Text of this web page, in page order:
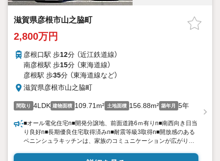
滋賀県彦根市山之脇町
2,800万円
彦根口駅 歩12分 （近江鉄道線）
南彦根駅 歩15分 （東海道線）
彦根駅 歩35分 （東海道線など）
滋賀県彦根市山之脇町
間取り 4LDK 建物面積 109.71m² 土地面積 156.88m² 築年月 5年
■オール電化住宅n■開発分譲地、前面道路6ｍ有りn■南西向き日当
り良好n■長期優良住宅取得済みn■耐震等級3取得n■開放感のある
ペニンシュラキッチンは、家族のコミュニケーションが広がりま
WIC2.2帖＋SIC2帖有りn■その他収納スペース多数有りn■洗面台